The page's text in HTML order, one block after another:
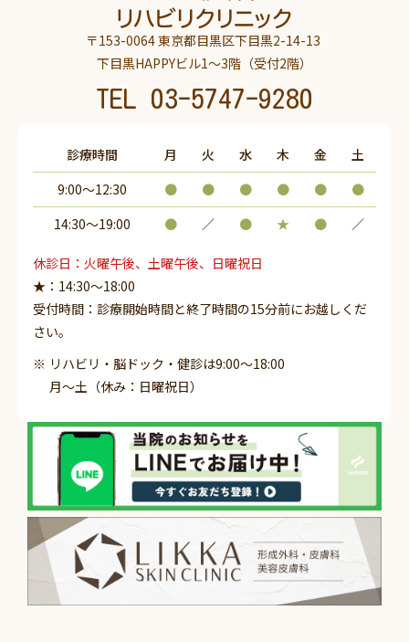
〒153-0064 東京都目黒区下目黒2-14-13
下目黒HAPPYビル1～3階（受付2階）
TEL 03-5747-9280
診療時間 月 火 水 木 金
土
9:00～12:30
● ● ● ● ●
●
14:30〜19:00
● ／ ● ★ ● ／
休診日：火曜午後、土曜午後、日曜祝日
★：14:30～18:00
受付時間：診療開始時間と終了時間の15分前にお越しくだ
さい。
リハビリ・脳ドック・健診は9:00～18:00
月～土（休み：日曜祝日）